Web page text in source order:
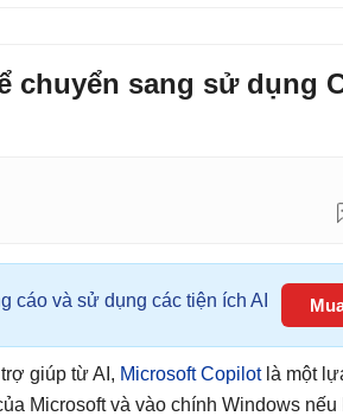
chuyển sang sử dụng
cáo và sử dụng các tiện ích AI
giúp từ AI, Microsoft Copilotlà một
Microsoft và vào chính Windows nếu